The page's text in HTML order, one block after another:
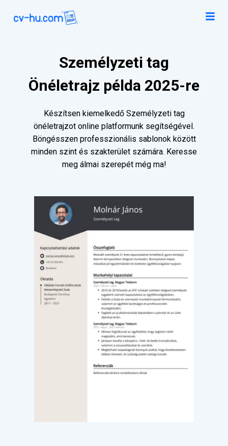
Személyzeti tag
Önéletrajz példa 2025-re
Készítsen kiemelkedő Személyzeti tag
önéletrajzot online platformunk segítségével.
Böngésszen professzionális sablonok között
minden szint és szakterület számára. Keresse
meg álmai szerepét még ma!